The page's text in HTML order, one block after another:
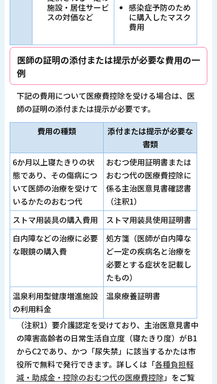
施設・居住サービ
スの対価など
感染症予防のため
に購入したマスク
費用
医師の証明の添付または提示が必要な費用の一
例
下記の費用について医療費控除を受ける場合は、医
師の証明の添付または提示が必要です。
費用の種類
添付または提示が必要な
書類
6か月以上寝たきりの状
態であり、その傷病につ
いて医師の治療を受けて
いるかたのおむつ代
おむつ使用証明書または
おむつ代の医療費控除に
係る主治医意見書確認書
（注釈1）
ストマ用装具の購入費用
ストマ用装具使用証明書
白内障などの治療に必要
な眼鏡の購入費
処方箋（医師が白内障な
ど一定の疾病名と治療を
必要とする症状を記載し
たもの）
温泉利用型健康増進施設
の利用料金
温泉療養証明書
（注釈1）要介護認定を受けており、主治医意見書中
の障害高齢者の日常生活自立度（寝たきり度）がB1
からC2であり、かつ「尿失禁」に該当するかたは市
役所で無料で発行できます。詳しくは「各種負担軽
減・助成金・控除のおむつ代の医療費控除」をご覧